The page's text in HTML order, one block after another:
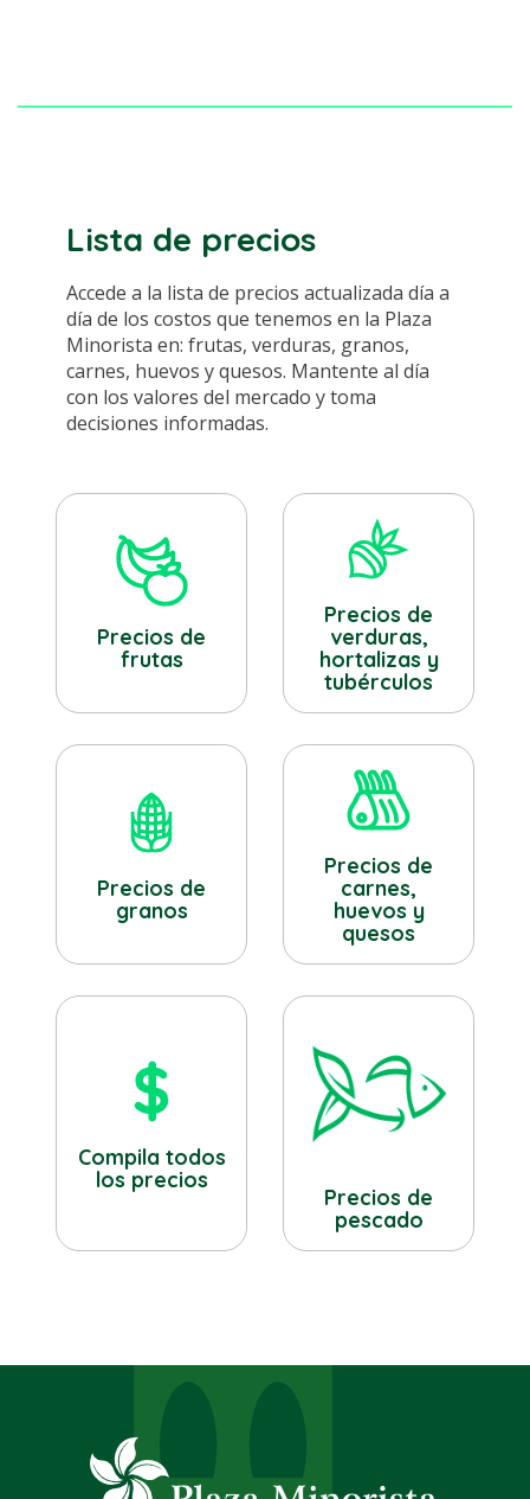
Lista de precios
Accede a la lista de precios actualizada día a
día de los costos que tenemos en la Plaza
Minorista en: frutas, verduras, granos,
carnes, huevos y quesos. Mantente al día
con los valores del mercado y toma
decisiones informadas.
Precios de
frutas
Precios de
verduras,
hortalizas y
tubérculos
Precios de
granos
Precios de
carnes,
huevos y
quesos
Compila todos
los precios
Precios de
pescado